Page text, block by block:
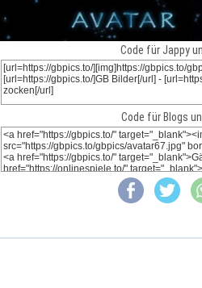
Code für Jappy
Code für Blogs